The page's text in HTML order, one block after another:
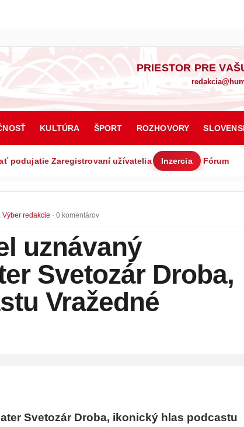
PRIESTOR PRE
KULTÚRA ŠPORT ROZHOVORY
podujatie Zaregistrovaní užívatelia Inzercia Fórum
, Výber redakcie · 0 komentárov
uznávaný
Svetozár Droba,
Vražedné
Svetozár Droba, ikonický hlas podcastu